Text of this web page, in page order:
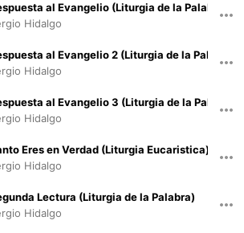
al Evangelio (Liturgia de la Palabra)
Hidalgo
al Evangelio 2 (Liturgia de la Palabra)
Hidalgo
al Evangelio 3 (Liturgia de la Palabra)
Hidalgo
Eres en Verdad (Liturgia Eucaristica)
Hidalgo
Lectura (Liturgia de la Palabra)
Hidalgo